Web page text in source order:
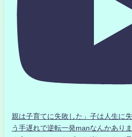
親は子育てに失敗した」子は人生に
う手遅れで逆転一発manなんかあり